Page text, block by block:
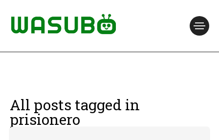
All posts tagged in
prisionero